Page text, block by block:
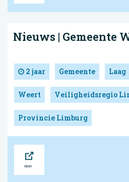
Nieuws | Gemeente
2 jaar Gemeente Laag
Weert Veiligheidsregio
Provincie Limburg